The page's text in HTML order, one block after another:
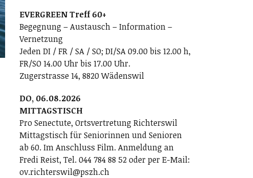
EVERGREEN Treff 60+
Begegnung – Austausch – Information –
Vernetzung
Jeden DI / FR / SA / SO; DI/SA 09.00 bis 12.00 h,
FR/SO 14.00 Uhr bis 17.00 Uhr.
Zugerstrasse 14, 8820 Wädenswil
DO, 06.08.2026
MITTAGSTISCH
Pro Senectute, Ortsvertretung Richterswil
Mittagstisch für Seniorinnen und Senioren
ab 60. Im Anschluss Film. Anmeldung an
Fredi Reist, Tel. 044 784 88 52 oder per E-Mail:
ov.richterswil@pszh.ch